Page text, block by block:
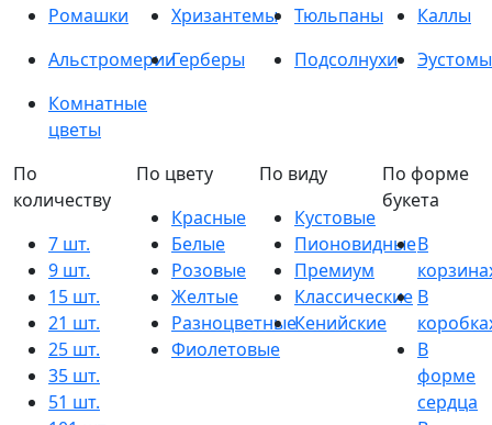
Ромашки
Хризантемы Тюльпаны
Каллы
АльстромерииГерберы Подсолнухи
Эустомы
Комнатные
цветы
По
количеству
7 шт.
9 шт.
15 шт.
21 шт.
25 шт.
35 шт.
51 шт.
По цвету
Красные
Белые
Розовые
Желтые
Разноцветные
Фиолетовые
По виду
Кустовые
Пионовидные
Премиум
Классические
Кенийские
По форме
букета
В
В
В
форме
сердца